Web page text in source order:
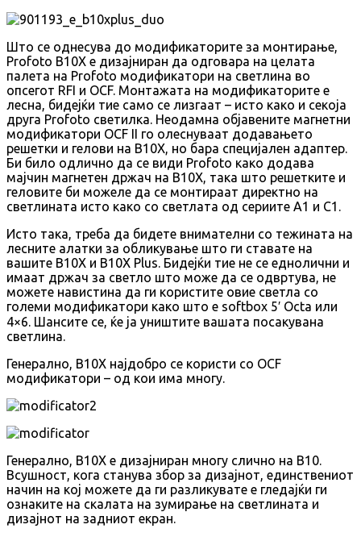
Што се однесува до модификаторите за монтирање,
Profoto B10X е дизајниран да одговара на целата
палета на Profoto модификатори на светлина во
опсегот RFI и OCF. Монтажата на модификаторите е
лесна, бидејќи тие само се лизгаат – исто како и секоја
друга Profoto светилка. Неодамна објавените магнетни
модификатори OCF II го олеснуваат додавањето
решетки и гелови на B10X, но бара специјален адаптер.
Би било одлично да се види Profoto како додава
мајчин магнетен држач на B10X, така што решетките и
геловите би можеле да се монтираат директно на
светлината исто како со светлата од сериите A1 и C1.
Исто така, треба да бидете внимателни со тежината на
лесните алатки за обликување што ги ставате на
вашите B10X и B10X Plus. Бидејќи тие не се еднолични и
имаат држач за светло што може да се одвртува, не
можете навистина да ги користите овие светла со
големи модификатори како што е softbox 5′ Octa или
4×6. Шансите се, ќе ја уништите вашата посакувана
светлина.
Генерално, B10X најдобро се користи со OCF
модификатори – од кои има многу.
Генерално, B10X е дизајниран многу слично на B10.
Всушност, кога станува збор за дизајнот, единствениот
начин на кој можете да ги разликувате е гледајќи ги
ознаките на скалата на зумирање на светлината и
дизајнот на задниот екран.